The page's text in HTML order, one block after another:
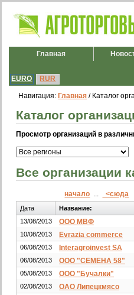
Главная
EURO RUR
Навигация: Главная / Каталог
Каталог
Просмотр организаций в
Все организации
начало ... <сюда
Дата Название:
13/08/2013
ООО МВФ
10/08/2013
Evrazia commerce
06/08/2013
Interagroinvest SA
06/08/2013
ООО "СЕМЕНА 58"
05/08/2013
ООО "Бучалки"
02/08/2013
ОАО Липецкмясо